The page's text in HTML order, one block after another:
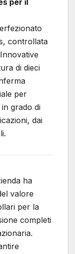
controllata
di dieci
per
grado di
dai
ha
valore
per la
completi